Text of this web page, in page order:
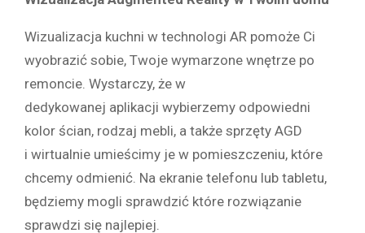
Wizualizacja kuchni w technologi AR pomoże Ci
wyobrazić sobie, Twoje wymarzone wnętrze po
remoncie. Wystarczy, że w
dedykowanej aplikacji wybierzemy odpowiedni
kolor ścian, rodzaj mebli, a także sprzęty AGD
i wirtualnie umieścimy je w pomieszczeniu, które
chcemy odmienić. Na ekranie telefonu lub tabletu,
będziemy mogli sprawdzić które rozwiązanie
sprawdzi się najlepiej.